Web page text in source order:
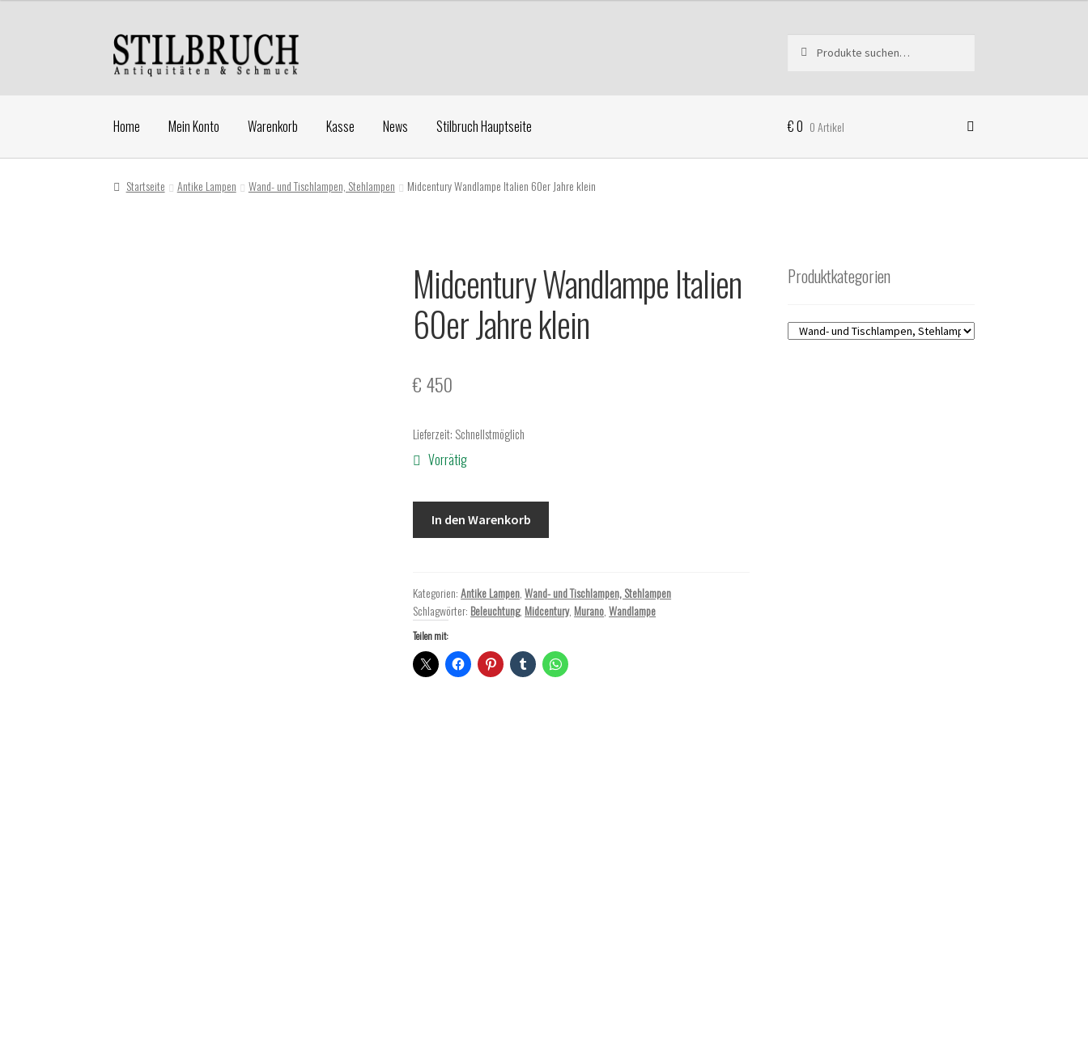
Zur
Navigation
springen
Zum
Inhalt
springen
nach:
Home Mein Konto Warenkorb Kasse News Stilbruch Hauptseite €0 0 Artikel
Startseite Antike Lampen Wand- und Tischlampen, Stehlampen Midcentury Wandlampe Italien 60er Jahre klein
Midcentury Wandlampe Italien
60er Jahre klein
€ 450
Lieferzeit: Schnellstmöglich
Vorrätig
Midcentury
Jahre
klein
Menge
In den Warenkorb
Kategorien:Antike Lampen ,Wand- und Tischlampen, Stehlampen
Schlagwörter: Beleuchtung, Midcentury, Murano ,Wandlampe
Teilen mit:
Produktkategorien